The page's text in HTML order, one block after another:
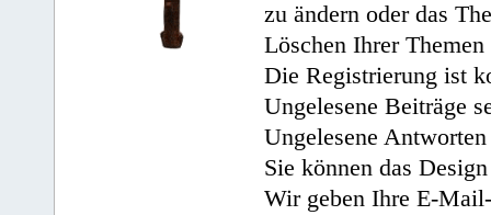
zu ändern oder das
Löschen Ihrer
Die Registrierung ist
Ungelesene Beiträge
Ungelesene
Sie können das
Wir geben Ihre E-